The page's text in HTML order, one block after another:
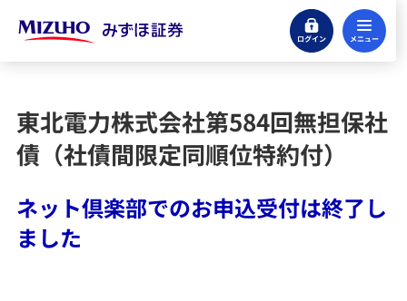
ログイン
ネット倶楽部ログイン
リスク・手数料等
はじめてのお客さまへ
東北電力株式会社第584回無担保社
債（社債間限定同順位特約付）
ネット倶楽部でのお申込受付は終了し
ました